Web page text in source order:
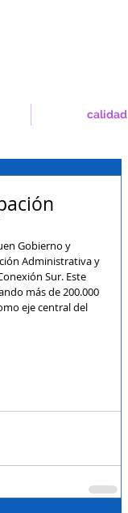
calidad
Gobierno y
Administrativa y
Sur. Este
más de 200.000
eje central del